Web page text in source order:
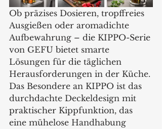
Ob präzises Dosieren, tropffreies
Ausgießen oder aromadichte
Aufbewahrung – die KIPPO-Serie
von GEFU bietet smarte
Lösungen für die täglichen
Herausforderungen in der Küche.
Das Besondere an KIPPO ist das
durchdachte Deckeldesign mit
praktischer Kippfunktion, das
eine mühelose Handhabung